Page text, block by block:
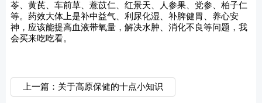
苓、黄芪、车前草、薏苡仁、红景天、人参果、党参、柏子仁
等。药效大体上是补中益气、利尿化湿、补脾健胃、养心安
神，应该能提高血液带氧量，解决水肿、消化不良等问题，我
会买来吃吃看。
上一篇：关于高原保健的十点小知识